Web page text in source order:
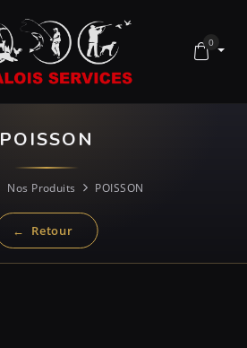
0
POISSON
Nos Produits POISSON